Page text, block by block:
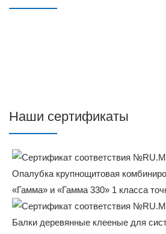
Наши сертификаты